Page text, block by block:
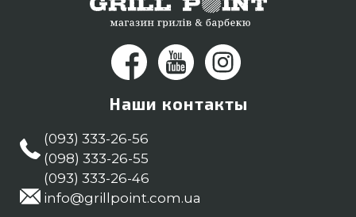
Наши контакты
(093) 333-26-56
(098) 333-26-55
(093) 333-26-46
info@grillpoint.com.ua